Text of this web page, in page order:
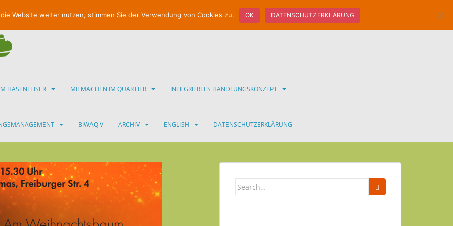
HASENLEISER MITMACHEN IM QUARTIER INTEGRIERTES HANDLUNGSKONZEPT
BIWAQ V ARCHIV ENGLISH DATENSCHUTZERKLÄRUNG
Website weiter nutzen, stimmen Sie der Verwendung von Cookies zu. OK DATENSCHUTZERKLÄRUNG